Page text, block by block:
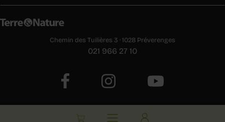
Chemin des Tuilières 3 · 1028 Préverenges
021 966 27 10